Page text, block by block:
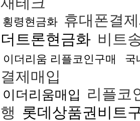
횡령현금화 휴대폰결
더트론현금화 비트
이더리움 리플코인구매 국
결제매입
이더리움매입
리플코
행 롯데상품권비트